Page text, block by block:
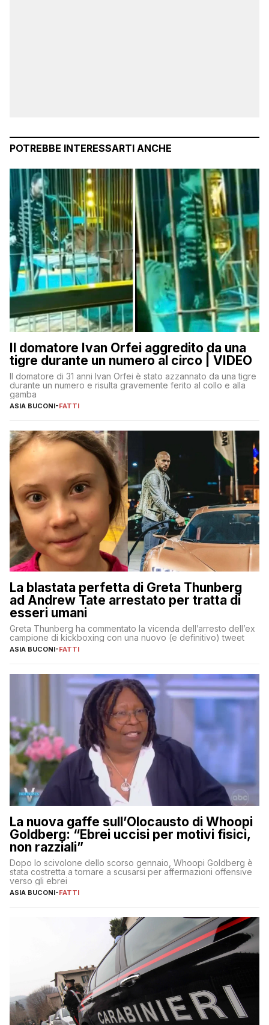
POTREBBE INTERESSARTI ANCHE
Il domatore Ivan Orfei aggredito da una
tigre durante un numero al circo | VIDEO
Il domatore di 31 anni Ivan Orfei è stato azzannato da una tigre
durante un numero e risulta gravemente ferito al collo e alla
gamba
ASIA BUCONI-FATTI
La blastata perfetta di Greta Thunberg
ad Andrew Tate arrestato per tratta di
esseri umani
Greta Thunberg ha commentato la vicenda dell’arresto dell’ex
campione di kickboxing con una nuovo (e definitivo) tweet
ASIA BUCONI-FATTI
La nuova gaffe sull’Olocausto di Whoopi
Goldberg: “Ebrei uccisi per motivi fisici,
non razziali”
Dopo lo scivolone dello scorso gennaio, Whoopi Goldberg è
stata costretta a tornare a scusarsi per affermazioni offensive
verso gli ebrei
ASIA BUCONI-FATTI